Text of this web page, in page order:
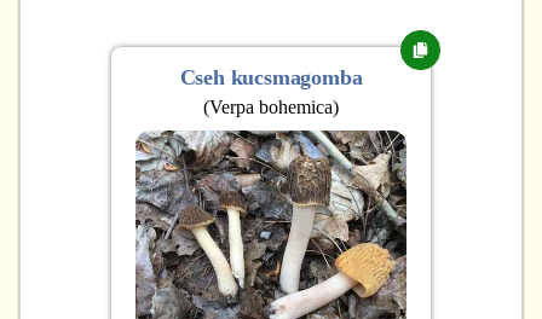
Cseh kucsmagomba
(Verpa bohemica)